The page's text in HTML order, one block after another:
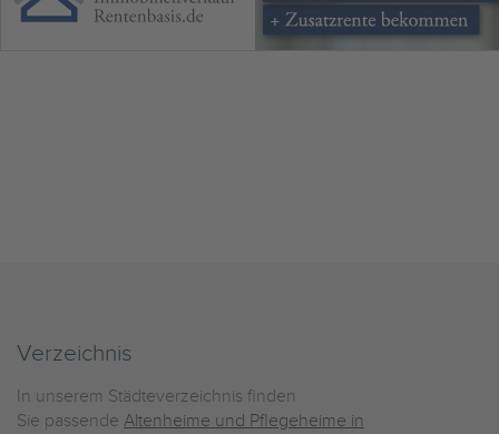
Verzeichnis
In unserem Städteverzeichnis finden
Sie passende Altenheime und Pflegeheime in